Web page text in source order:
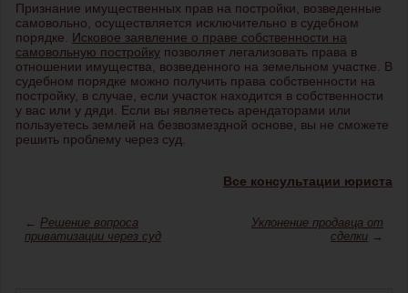
Признание имущественных прав на постройки, возведенные
самовольно, осуществляется исключительно в судебном
порядке. Исковое заявление о праве собственности на
самовольную постройку позволяет легализовать права в
отношении имущества, возведенного на земельном участке. В
судебном порядке можно получить права собственности на
постройку, в случае, если участок находится в собственности
у вас или у дяди. Если вы являетесь арендаторами или
пользуетесь землей на безвозмездной основе, вы не сможете
решить проблему через суд.
Все консультации юриста
← Решение вопроса
приватизации через суд
Уклонение продавца от
сделки →